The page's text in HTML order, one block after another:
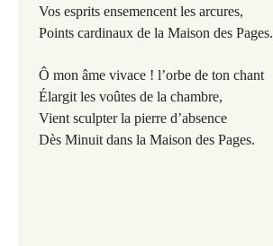
Vos esprits ensemencent les arcures,
Points cardinaux de la Maison des Pages.
Ô mon âme vivace ! l’orbe de ton chant
Élargit les voûtes de la chambre,
Vient sculpter la pierre d’absence
Dès Minuit dans la Maison des Pages.